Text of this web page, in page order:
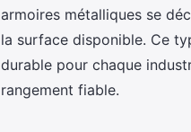
armoires métalliques se
la surface disponible. Ce
durable pour chaque
rangement fiable.